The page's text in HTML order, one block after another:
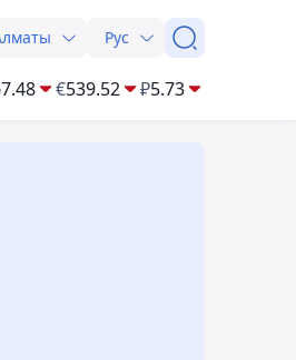
Рус
€539.52 ₽5.73